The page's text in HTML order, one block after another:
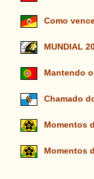
Como
MUNDIAL
Mantendo
Chamado
Momentos
Momentos